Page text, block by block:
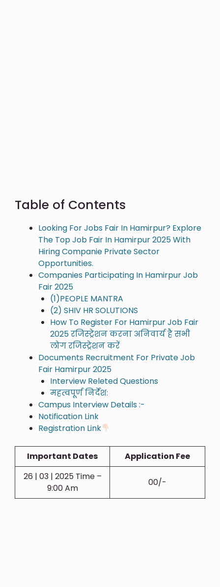
Table of Contents
Looking For Jobs Fair In Hamirpur? Explore
The Top Job Fair In Hamirpur 2025 With
Hiring Companie Private Sector
Opportunities.
Companies Participating In Hamirpur Job
Fair 2025
(1)PEOPLE MANTRA
(2) SHIV HR SOLUTIONS
How To Register For Hamirpur Job Fair
2025 रजिस्ट्रेशन करना अनिवार्य है सभी
लोग रजिस्ट्रेशन करें
Documents Recruitment For Private Job
Fair Hamirpur 2025
Interview Releted Questions
महत्वपूर्ण निर्देश:
Campus Interview Details :-
Notification Link
Registration Link
Important Dates
Application Fee
26 | 03 | 2025 Time –
9:00 Am
00/-